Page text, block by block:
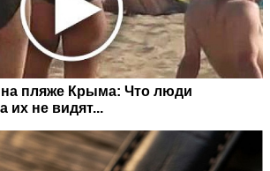
пляже Крыма: Что люди
их не видят...